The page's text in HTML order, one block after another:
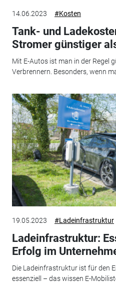
14.06.2023 #Kosten
Tank- und
Stromer günstiger
Mit E-Autos ist man in der Regel
Verbrennern. Besonders, wenn
19.05.2023 #Ladeinfrastruktur
Ladeinfrastruktur:
Erfolg im
Die Ladeinfrastruktur ist für den
essenziell – das wissen E-